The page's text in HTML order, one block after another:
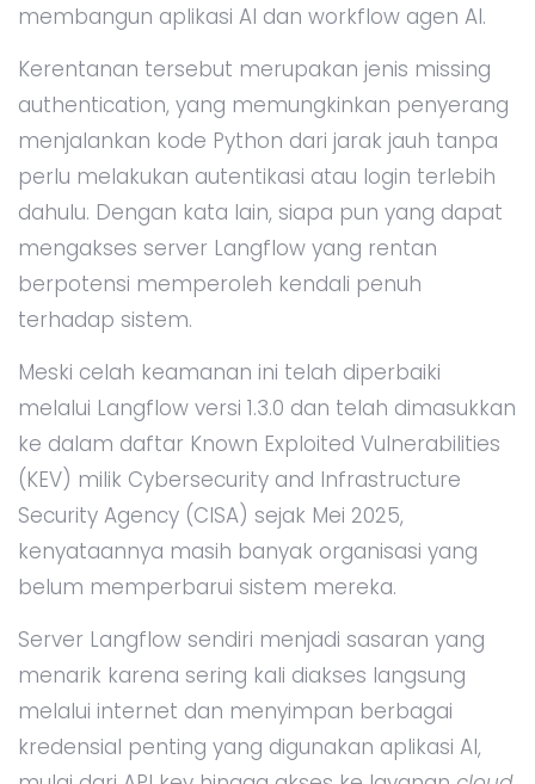
membangun aplikasi AI dan workflow agen AI.
Kerentanan tersebut merupakan jenis missing
authentication, yang memungkinkan penyerang
menjalankan kode Python dari jarak jauh tanpa
perlu melakukan autentikasi atau login terlebih
dahulu. Dengan kata lain, siapa pun yang dapat
mengakses server Langflow yang rentan
berpotensi memperoleh kendali penuh
terhadap sistem.
Meski celah keamanan ini telah diperbaiki
melalui Langflow versi 1.3.0 dan telah dimasukkan
ke dalam daftar Known Exploited Vulnerabilities
(KEV) milik Cybersecurity and Infrastructure
Security Agency (CISA) sejak Mei 2025,
kenyataannya masih banyak organisasi yang
belum memperbarui sistem mereka.
Server Langflow sendiri menjadi sasaran yang
menarik karena sering kali diakses langsung
melalui internet dan menyimpan berbagai
kredensial penting yang digunakan aplikasi AI,